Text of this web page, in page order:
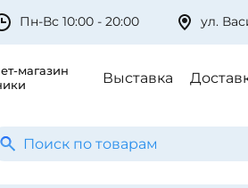
Пн-Вс 10:00 - 20:00 ул.
магазин
Выставка